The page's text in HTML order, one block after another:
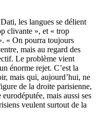
les langues se délient
clivante », et « trop
« On pourra toujours
mais au regard des
Le problème vient
énorme rejet. C’est la
mais qui, aujourd’hui, ne
de la droite parisienne,
mais aussi ses
veulent surtout de la